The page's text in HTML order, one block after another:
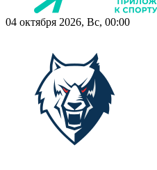
04 октября 2026, Вс, 00:00